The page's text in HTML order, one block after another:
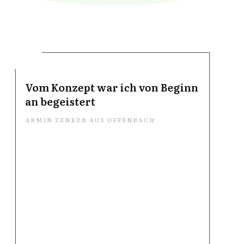
Vom Konzept war ich von Beginn
an begeistert
ARMIN ZENKER AUS OFFENBACH